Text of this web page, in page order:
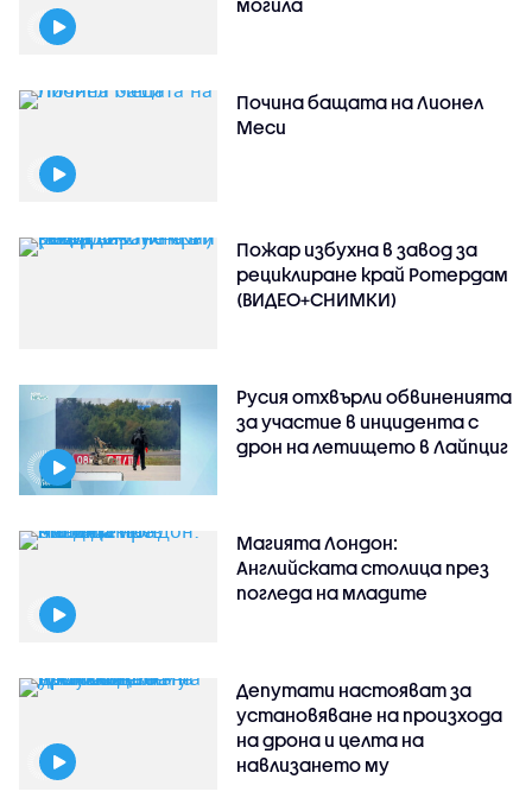
могила
Почина бащата на Лионел
Меси
Пожар избухна в завод за
рециклиране край Ротердам
(ВИДЕО+СНИМКИ)
Русия отхвърли обвиненията
за участие в инцидента с
дрон на летището в Лайпциг
Магията Лондон:
Английската столица през
погледа на младите
Депутати настояват за
установяване на произхода
на дрона и целта на
навлизането му